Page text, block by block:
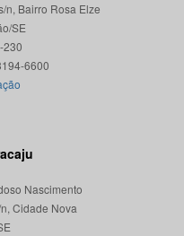
n, Bairro Rosa Elze
SE
230
Nascimento
Cidade Nova